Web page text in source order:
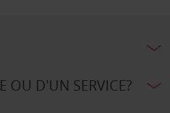
OU D'UN SERVICE?